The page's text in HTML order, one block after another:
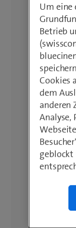
Um eine
Betrieb
Cookies
dem
anderen
Analyse,
geblockt